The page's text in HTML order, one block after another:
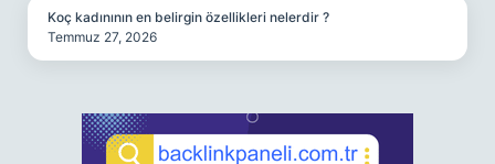
Koç kadınının en belirgin özellikleri nelerdir ?
Temmuz 27, 2026